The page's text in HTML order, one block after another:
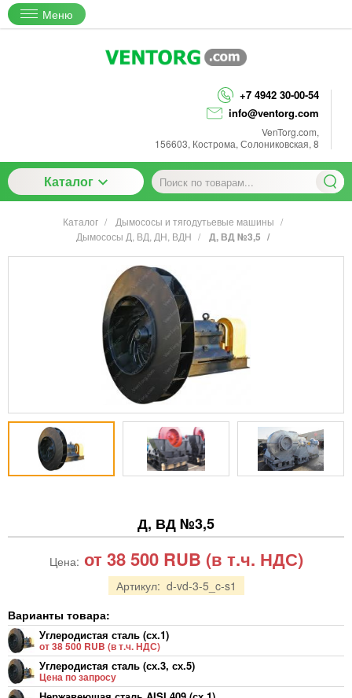
Меню
+7 4942 30-00-54
info@ventorg.com
VenTorg.com,
156603, Кострома, Солониковская, 8
Каталог
Каталог
Дымососы и тягодутьевые машины
Дымососы Д, ВД, ДН, ВДН
Д, ВД №3,5
Д, ВД №3,5
Артикул: d-vd-3-5_c-s1
Цена: от 38 500 RUB (в т.ч. НДС)
Варианты товара:
Углеродистая сталь (сх.1)
от 38 500 RUB (в т.ч. НДС)
Углеродистая сталь (сх.3, сх.5)
Цена по запросу